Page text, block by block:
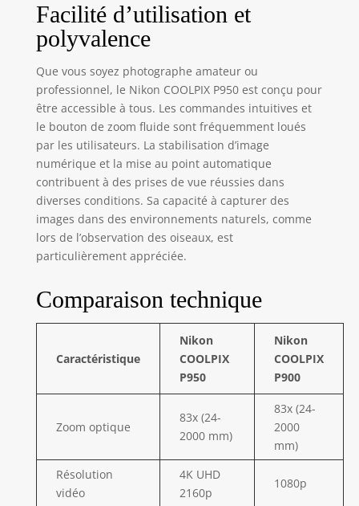
Facilité d’utilisation et
polyvalence
Que vous soyez photographe amateur ou
professionnel, le Nikon COOLPIX P950 est conçu pour
être accessible à tous. Les commandes intuitives et
le bouton de zoom fluide sont fréquemment loués
par les utilisateurs. La stabilisation d’image
numérique et la mise au point automatique
contribuent à des prises de vue réussies dans
diverses conditions. Sa capacité à capturer des
images dans des environnements naturels, comme
lors de l’observation des oiseaux, est
particulièrement appréciée.
Comparaison technique
Caractéristique
Nikon
COOLPIX
P950
Nikon
COOLPIX
P900
Zoom optique
83x (24-
2000 mm)
83x (24-
2000
mm)
Résolution
vidéo
4K UHD
2160p
1080p